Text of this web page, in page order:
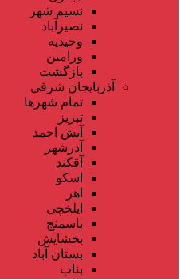
نسیم شهر
نصیرآباد
وحیدیه
ورامین
بازگشت
آذربایجان شرقی
تمام شهر‌ها
تبریز
آبش احمد
آذرشهر
آقکند
اسکو
اهر
ایلخچی
باسمنج
بخشایش
بستان آباد
بناب